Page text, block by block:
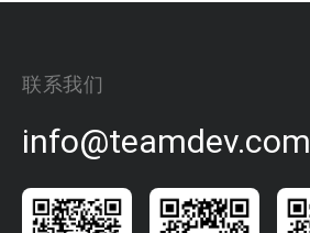
联系我们
info@teamdev.com